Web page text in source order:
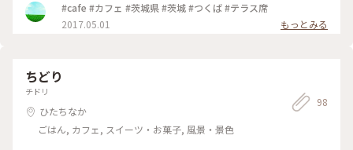
#cafe #カフェ #茨城県 #茨城 #つくば #テラス席
2017.05.01
もっとみる
ちどり
チドリ
ひたちなか
ごはん, カフェ, スイーツ・お菓子, 風景・景色
98